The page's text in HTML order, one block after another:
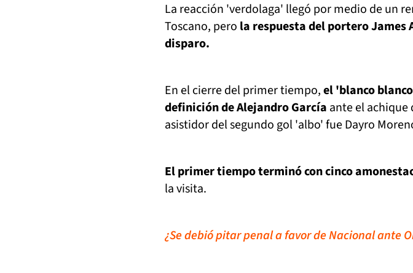
La reacción 'verdolaga' llegó por medio de un
Toscano, pero la respuesta del portero James
disparo.
En el cierre del primer tiempo,el 'blanco
definición de Alejandro García ante el achique
asistidor del segundo gol 'albo' fue Dayro
El primer tiempo terminó con cinco
la visita.
¿Se debió pitar penal a favor de Nacional ante